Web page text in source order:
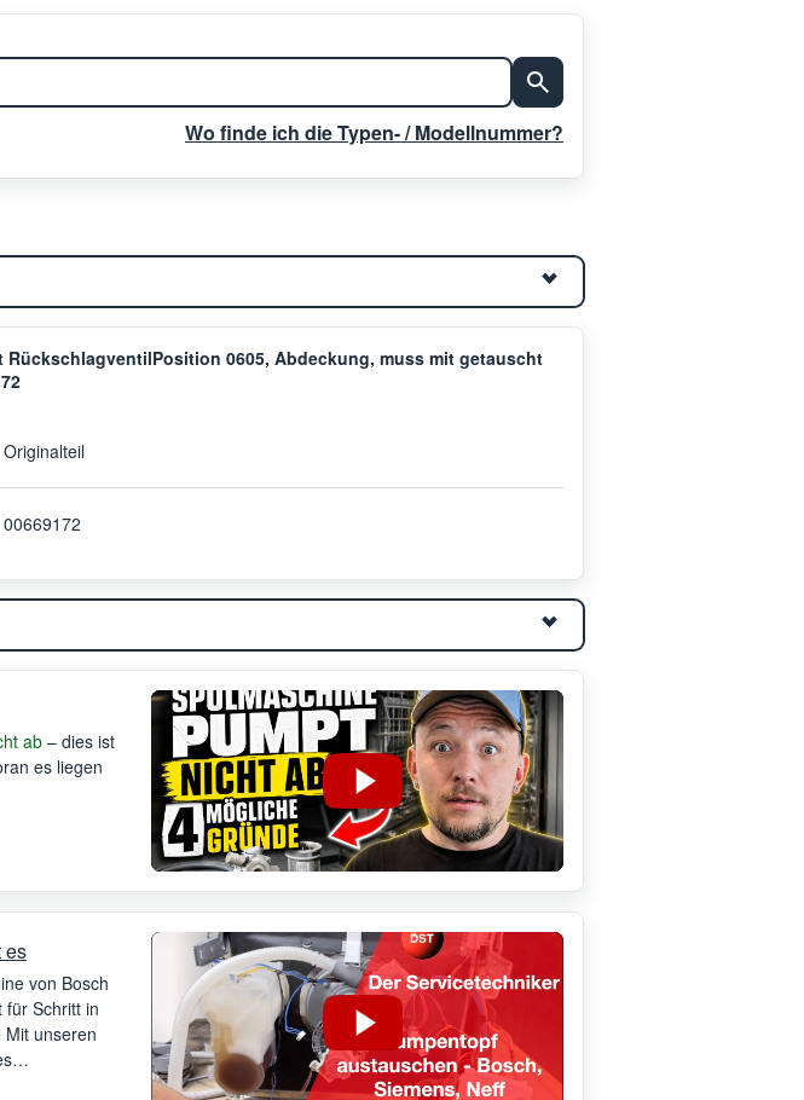
Wo finde ich die Typen- / Modellnummer?
0605, Abdeckung, muss mit getauscht
Originalteil
00669172
ab – dies ist
es liegen
es
von Bosch
für Schritt in
unseren